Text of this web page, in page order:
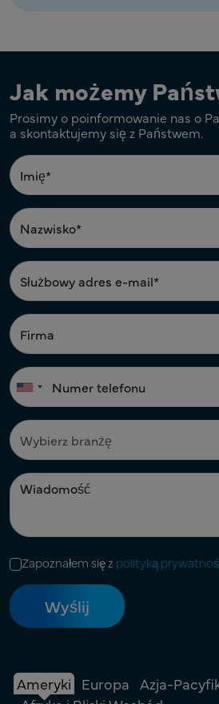
Jak możemy
Prosimy o poinformowanie nas o
a skontaktujemy się z Państwem.
Zapoznałem się z polityką
Ameryki Europa Azja-